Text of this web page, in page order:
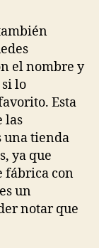
el nombre y
lo
Esta
las
una tienda
ya que
fábrica con
un
notar que